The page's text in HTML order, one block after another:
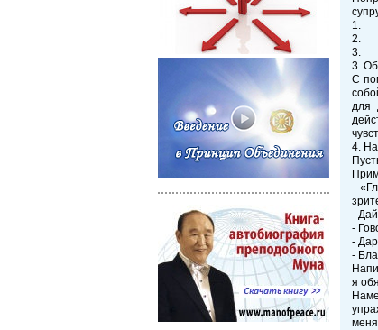
1.
2.
3.
3.
С
для
4.
-
-
-
-
-
я